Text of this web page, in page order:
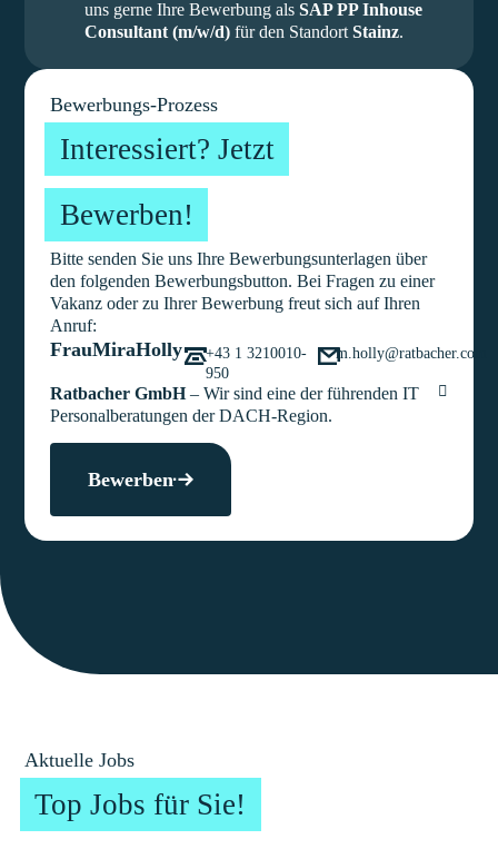
uns gerne Ihre Bewerbung als SAP PP Inhouse
Consultant (m/w/d)für den Standort Stainz.
Bewerbungs-Prozess
Interessiert? Jetzt
Bewerben!
Bitte senden Sie uns Ihre Bewerbungsunterlagen über
den folgenden Bewerbungsbutton. Bei Fragen zu einer
Vakanz oder zu Ihrer Bewerbung freut sich auf Ihren
Anruf:
FrauMiraHolly
+43 1 3210010-
950
m.holly@ratbacher.com
Ratbacher GmbH– Wir sind eine der führenden IT
Personalberatungen der DACH-Region.
Bewerben
Aktuelle Jobs
Top Jobs für Sie!